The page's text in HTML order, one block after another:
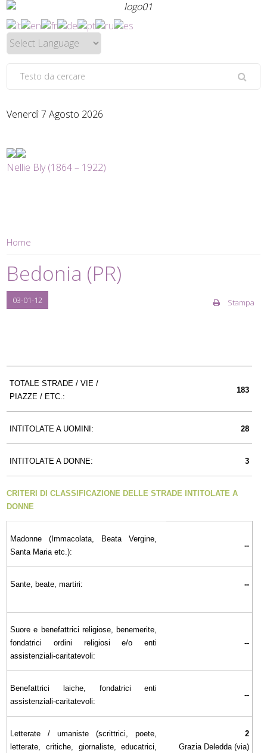
Venerdì 7 Agosto 2026
Nellie Bly (1864 – 1922)
Home
Bedonia (PR)
03-01-12 Stampa
TOTALE STRADE / VIE /
PIAZZE / ETC.:
183
INTITOLATE A UOMINI: 28
INTITOLATE A DONNE: 3
CRITERI DI CLASSIFICAZIONE DELLE STRADE INTITOLATE A
DONNE
Madonne (Immacolata, Beata Vergine,
Santa Maria etc.):
--
Sante, beate, martiri: --
Suore e benefattrici religiose, benemerite,
fondatrici ordini religiosi e/o enti
assistenziali-caritatevoli:
--
Benefattrici laiche, fondatrici enti
assistenziali-caritatevoli:
--
Letterate / umaniste (scrittrici, poete,
letterate, critiche, giornaliste, educatrici,
2
Grazia Deledda (via)